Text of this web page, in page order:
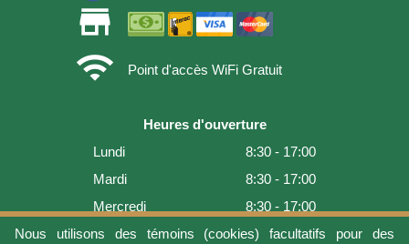
Nous utilisons des témoins (cookies) facultatifs pour des
store
wifi
Point d'accès WiFi Gratuit
Heures d'ouverture
Lundi
8:30 - 17:00
Mardi
8:30 - 17:00
Mercredi
8:30 - 17:00
Jeudi
8:30 - 17:00